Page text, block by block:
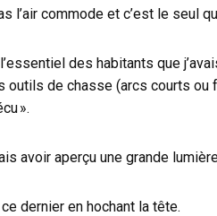
l’air commode et c’est le seul
des habitants que
outils de chasse (arcs courts ou
».
avoir aperçu une grande
dernier en hochant la tête.